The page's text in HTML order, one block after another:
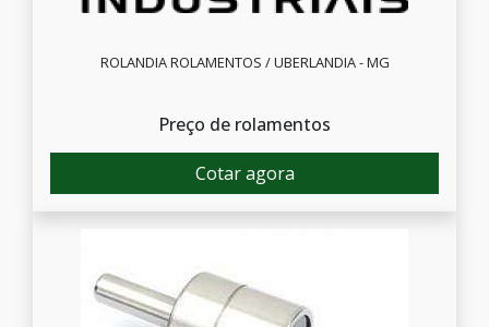
ROLANDIA ROLAMENTOS / UBERLANDIA - MG
Preço de rolamentos
Cotar agora